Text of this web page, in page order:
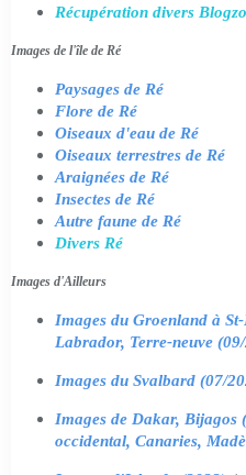
Récupération divers
Images de l'île de Ré
Paysages de Ré
Flore de Ré
Oiseaux d'eau de Ré
Oiseaux terrestres de Ré
Araignées de Ré
Insectes de Ré
Autre faune de Ré
Divers Ré
Images d'Ailleurs
Images du Groenland à
Labrador, Terre-neuve
Images du Svalbard (07/
Images de Dakar, Bijagos
occidental, Canaries,